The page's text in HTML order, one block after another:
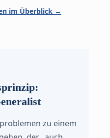
im Überblick →
zu einem